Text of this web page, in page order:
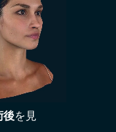
後を見